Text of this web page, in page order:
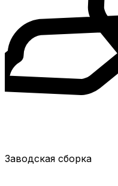
Заводская сборка